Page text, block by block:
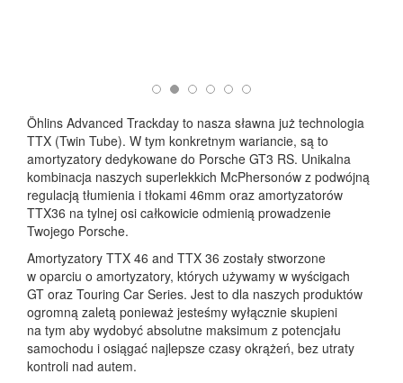
Öhlins Advanced Trackday to nasza sławna już technologia
TTX (Twin Tube). W tym konkretnym wariancie, są to
amortyzatory dedykowane do Porsche GT3 RS. Unikalna
kombinacja naszych superlekkich McPhersonów z podwójną
regulacją tłumienia i tłokami 46mm oraz amortyzatorów
TTX36 na tylnej osi całkowicie odmienią prowadzenie
Twojego Porsche.
Amortyzatory TTX 46 and TTX 36 zostały stworzone
w oparciu o amortyzatory, których używamy w wyścigach
GT oraz Touring Car Series. Jest to dla naszych produktów
ogromną zaletą ponieważ jesteśmy wyłącznie skupieni
na tym aby wydobyć absolutne maksimum z potencjału
samochodu i osiągać najlepsze czasy okrążeń, bez utraty
kontroli nad autem.